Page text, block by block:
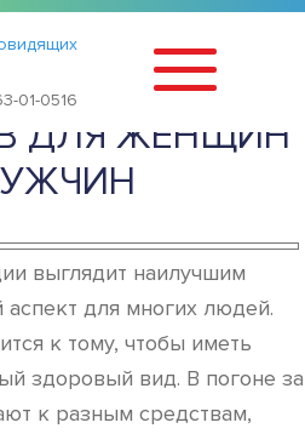
01-0516
ДЛЯ ЖЕНЩИН
выглядит наилучшим
для многих людей.
к тому, чтобы иметь
здоровый вид. В погоне за
к разным средствам,